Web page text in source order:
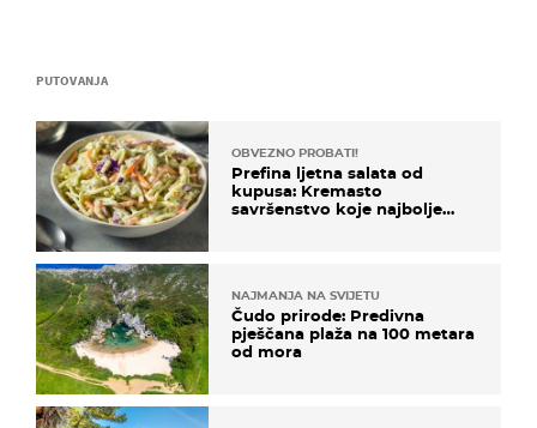
PUTOVANJA
OBVEZNO PROBATI!
Prefina ljetna salata od
kupusa: Kremasto
savršenstvo koje najbolje
NAJMANJA NA SVIJETU
Čudo prirode: Predivna
pješčana plaža na 100 metara
od mora